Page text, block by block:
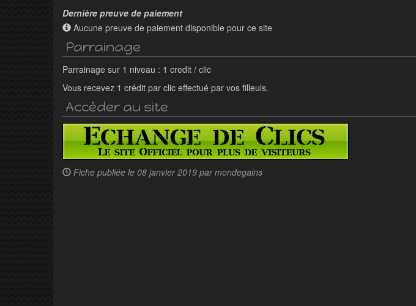
Dernière preuve de paiement
Aucune preuve de paiement disponible pour ce site
Parrainage
Parrainage sur 1 niveau : 1 credit / clic
Vous recevez 1 crédit par clic effectué par vos filleuls.
Accéder au site
Fiche publiée le 08 janvier 2019 parmondegains